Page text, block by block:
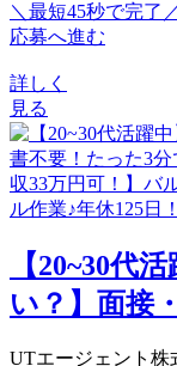
＼最短45秒で完了
応募へ進む
詳しく
見る
【20~30代
い？】面接
UTエージェント株